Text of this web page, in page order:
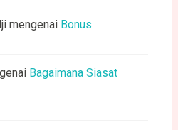
mengenai Bonus
Bagaimana Siasat